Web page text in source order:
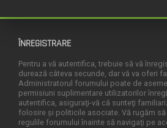
ÎNREGISTRARE
Pentru a vă autentifica, trebuie să vă
durează câteva secunde, dar vă va oferi
Administratorul forumului poate de
permisiuni suplimentare utilizatorilor
autentifica, asiguraţi-vă că sunteţi
folosire şi politicile asociate. Vă rugăm
regulile forumului înainte să navigaţi pe